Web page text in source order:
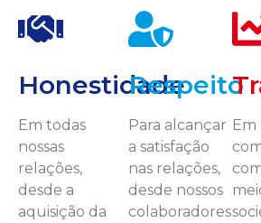
Honestidade
Em todas
nossas
relações,
desde a
aquisição da
Respeito
Para alcançar
a satisfação
nas relações,
desde nossos
colaboradores
Em